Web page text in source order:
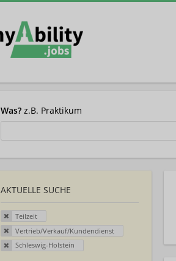
Was? z.B. Praktikum
AKTUELLE SUCHE
Teilzeit
Vertrieb/Verkauf/Kundendienst
Schleswig-Holstein